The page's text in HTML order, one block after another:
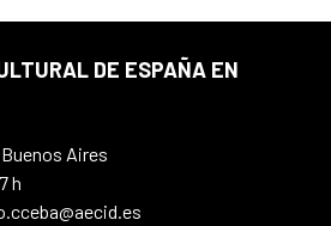
DE ESPAÑA EN
Buenos Aires
h